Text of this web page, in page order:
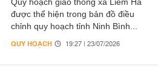
được thể hiện trong bản đồ điều
chỉnh quy hoạch tỉnh Ninh Bình...
QUY HOẠCH 19:27 | 23/07/2026